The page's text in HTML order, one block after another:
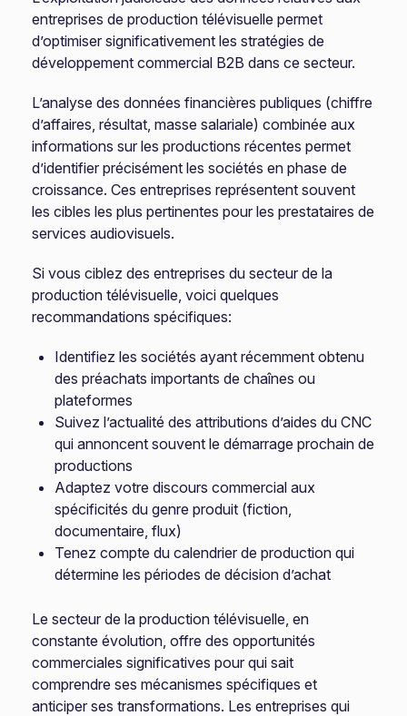
entreprises de production télévisuelle permet
d’optimiser significativement les stratégies de
développement commercial B2B dans ce secteur.
L’analyse des données financières publiques (chiffre
d’affaires, résultat, masse salariale) combinée aux
informations sur les productions récentes permet
d’identifier précisément les sociétés en phase de
croissance. Ces entreprises représentent souvent
les cibles les plus pertinentes pour les prestataires de
services audiovisuels.
Si vous ciblez des entreprises du secteur de la
production télévisuelle, voici quelques
recommandations spécifiques:
Identifiez les sociétés ayant récemment obtenu
des préachats importants de chaînes ou
plateformes
Suivez l’actualité des attributions d’aides du CNC
qui annoncent souvent le démarrage prochain de
productions
Adaptez votre discours commercial aux
spécificités du genre produit (fiction,
documentaire, flux)
Tenez compte du calendrier de production qui
détermine les périodes de décision d’achat
Le secteur de la production télévisuelle, en
constante évolution, offre des opportunités
commerciales significatives pour qui sait
comprendre ses mécanismes spécifiques et
anticiper ses transformations. Les entreprises qui